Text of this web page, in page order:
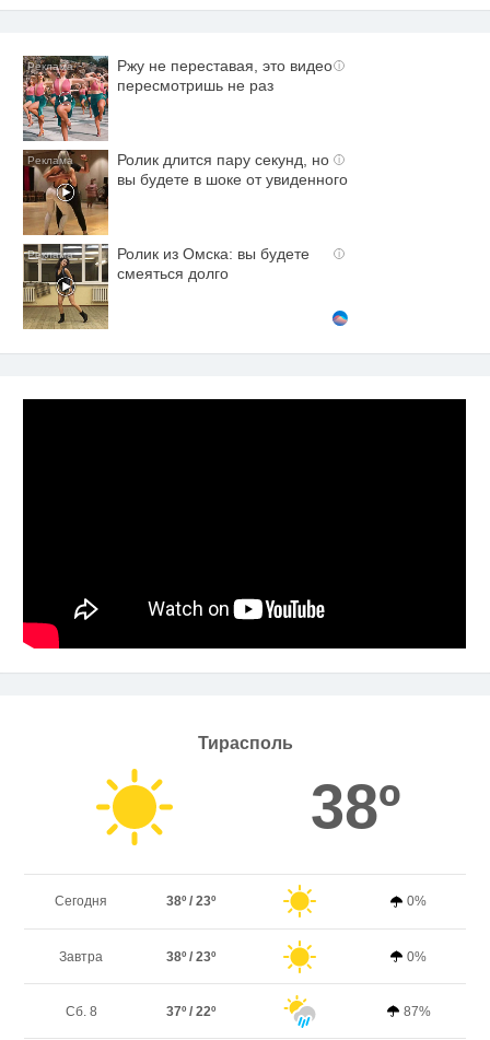
i
Ржу не переставая, это видео
пересмотришь не раз
i
Ролик длится пару секунд, но
вы будете в шоке от увиденного
i
Ролик из Омска: вы будете
смеяться долго
Тирасполь
38º
Сегодня 38º / 23º 0%
Завтра 38º / 23º 0%
Сб. 8 37º / 22º 87%